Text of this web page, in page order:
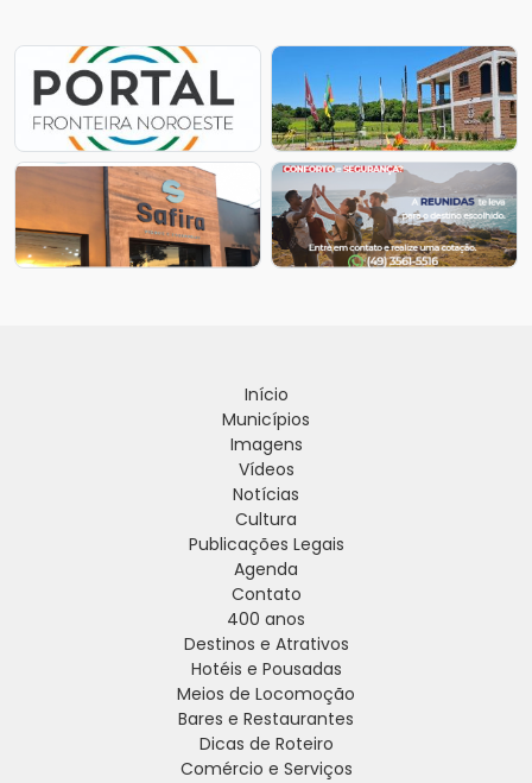
Início
Municípios
Imagens
Vídeos
Notícias
Cultura
Publicações Legais
Agenda
Contato
400 anos
Destinos e Atrativos
Hotéis e Pousadas
Meios de Locomoção
Bares e Restaurantes
Dicas de Roteiro
Comércio e Serviços